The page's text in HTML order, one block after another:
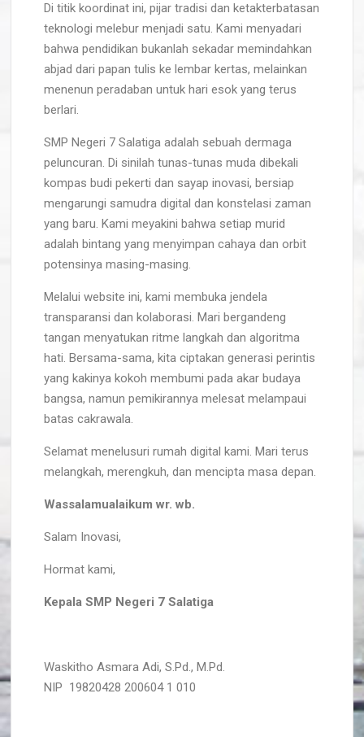
Di titik koordinat ini, pijar tradisi dan ketakterbatasan
teknologi melebur menjadi satu. Kami menyadari
bahwa pendidikan bukanlah sekadar memindahkan
abjad dari papan tulis ke lembar kertas, melainkan
menenun peradaban untuk hari esok yang terus
berlari.
SMP Negeri 7 Salatiga adalah sebuah dermaga
peluncuran. Di sinilah tunas-tunas muda dibekali
kompas budi pekerti dan sayap inovasi, bersiap
mengarungi samudra digital dan konstelasi zaman
yang baru. Kami meyakini bahwa setiap murid
adalah bintang yang menyimpan cahaya dan orbit
potensinya masing-masing.
Melalui website ini, kami membuka jendela
transparansi dan kolaborasi. Mari bergandeng
tangan menyatukan ritme langkah dan algoritma
hati. Bersama-sama, kita ciptakan generasi perintis
yang kakinya kokoh membumi pada akar budaya
bangsa, namun pemikirannya melesat melampaui
batas cakrawala.
Selamat menelusuri rumah digital kami. Mari terus
melangkah, merengkuh, dan mencipta masa depan.
Wassalamualaikum wr. wb.
Salam Inovasi,
Hormat kami,
Kepala SMP Negeri 7 Salatiga
Waskitho Asmara Adi, S.Pd., M.Pd.
NIP 19820428 200604 1 010